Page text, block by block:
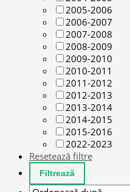
2005-2006
2006-2007
2007-2008
2008-2009
2009-2010
2010-2011
2011-2012
2012-2013
2013-2014
2014-2015
2015-2016
2022-2023
Resetează filtre